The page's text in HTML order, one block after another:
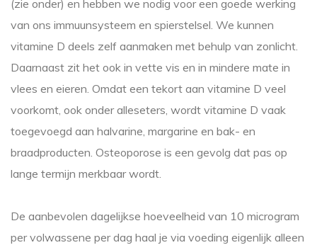
(zie onder) en hebben we nodig voor een goede werking
van ons immuunsysteem en spierstelsel. We kunnen
vitamine D deels zelf aanmaken met behulp van zonlicht.
Daarnaast zit het ook in vette vis en in mindere mate in
vlees en eieren. Omdat een tekort aan vitamine D veel
voorkomt, ook onder alleseters, wordt vitamine D vaak
toegevoegd aan halvarine, margarine en bak- en
braadproducten. Osteoporose is een gevolg dat pas op
lange termijn merkbaar wordt.
De aanbevolen dagelijkse hoeveelheid van 10 microgram
per volwassene per dag haal je via voeding eigenlijk alleen